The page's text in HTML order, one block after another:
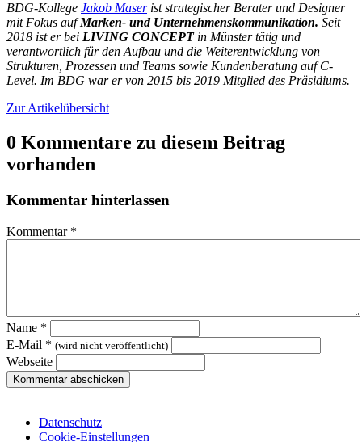
BDG-Kollege Jakob Maserist strategischer Berater und Designer
mit Fokus aufMarken- und Unternehmens­kommunikation. Seit
2018 ist er bei LIVING CONCEPTin Münster tätig und
verantwortlich für den Aufbau und die Weiter­entwicklung von
Strukturen, Prozessen und Teams sowie Kundenberatung auf C-
Level. Im BDG war er von 2015 bis 2019 Mitglied des Präsidiums.
Zur Artikelübersicht
0 Kommentare zu diesem Beitrag
vorhanden
Kommentar hinterlassen
Kommentar *
Name *
E-Mail * (wird nicht veröffentlicht)
Webseite
Datenschutz
Cookie-Einstellungen